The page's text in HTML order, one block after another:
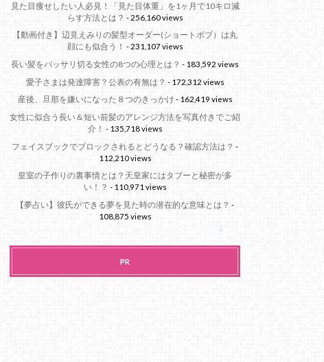
見た目痩せしたい人必見！「見た目体重」を1ヶ月で10キロ減
らす方法とは？ - 256,160 views
【動画付き】辺見えみりの髪型オーダー(ショートボブ）は丸
顔にも似合う！ - 231,107 views
長い髪をバッサリ切る女性の8つの心理とは？ - 183,592 views
愛子さまは発達障害？公表の有無は？ - 172,312 views
産後、旦那を嫌いになった８つのきっかけ - 162,419 views
女性に似合う長い＆短い前髪のアレンジ方法を写真付きでご紹
介！ - 135,718 views
フェイスブックでブロックされるとどうなる？確認方法は？ -
112,210 views
皇室の子作りの裏事情とは？天皇家にはタブーと秘密が多
い！？ - 110,971 views
【夢占い】彼氏ができる夢を見た時の潜在的な意味とは？ -
108,875 views
PR